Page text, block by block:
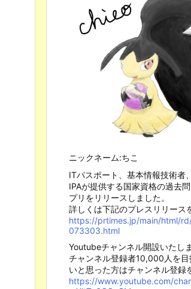
ニックネーム:ちこ
ITパスポート、基本情報技術者
IPAが提供する国家資格の過去
プリをリリースしました。
詳しくは下記のプレスリリース
https://prtimes.jp/main/html/
073303.html
Youtubeチャンネル開設いたし
チャンネル登録者10,000人を目
いと思った方はチャンネル登録
https://www.youtube.com/